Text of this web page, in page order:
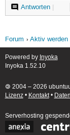
Antworten|
Forum Aktiv werden
Powered by Inyoka
Inyoka 1.52.10
🄯 2004 – 2026
Lizenz• Kontakt•
Serverhosting